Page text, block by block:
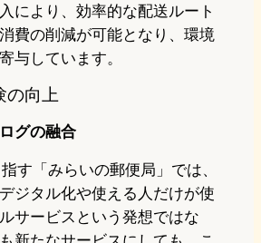
により、効率的な配送ルート
費の削減が可能となり、環境
与しています。
の向上
グの融合
す「みらいの郵便局」では、
ジタル化や使える人だけが使
サービスという発想ではな